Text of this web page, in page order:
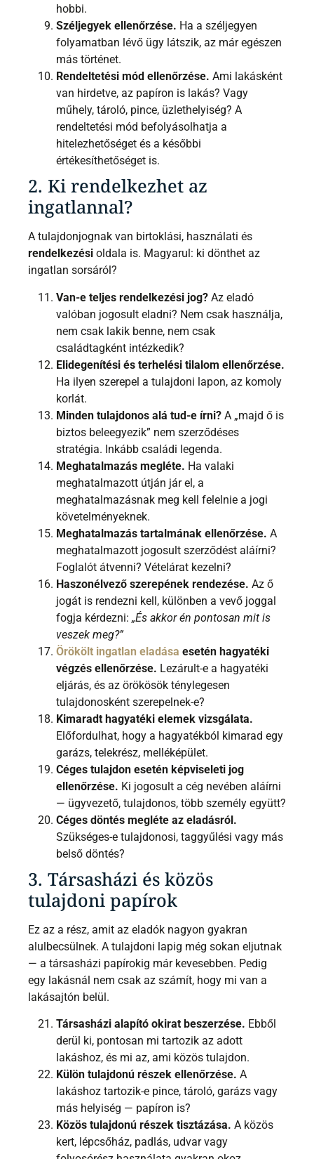
hobbi.
Széljegyek ellenőrzése. Ha a széljegyen
folyamatban lévő ügy látszik, az már egészen
más történet.
Rendeltetési mód ellenőrzése. Ami lakásként
van hirdetve, az papíron is lakás? Vagy
műhely, tároló, pince, üzlethelyiség? A
rendeltetési mód befolyásolhatja a
hitelezhetőséget és a későbbi
értékesíthetőséget is.
2. Ki rendelkezhet az
ingatlannal?
A tulajdonjognak van birtoklási, használati és
rendelkezési oldala is. Magyarul: ki dönthet az
ingatlan sorsáról?
Van-e teljes rendelkezési jog? Az eladó
valóban jogosult eladni? Nem csak használja,
nem csak lakik benne, nem csak
családtagként intézkedik?
Elidegenítési és terhelési tilalom ellenőrzése.
Ha ilyen szerepel a tulajdoni lapon, az komoly
korlát.
Minden tulajdonos alá tud-e írni? A „majd ő is
biztos beleegyezik” nem szerződéses
stratégia. Inkább családi legenda.
Meghatalmazás megléte. Ha valaki
meghatalmazott útján jár el, a
meghatalmazásnak meg kell felelnie a jogi
követelményeknek.
Meghatalmazás tartalmának ellenőrzése. A
meghatalmazott jogosult szerződést aláírni?
Foglalót átvenni? Vételárat kezelni?
Haszonélvező szerepének rendezése. Az ő
jogát is rendezni kell, különben a vevő joggal
fogja kérdezni: „És akkor én pontosan mit is
veszek meg?”
Örökölt ingatlan eladása esetén hagyatéki
végzés ellenőrzése. Lezárult-e a hagyatéki
eljárás, és az örökösök ténylegesen
tulajdonosként szerepelnek-e?
Kimaradt hagyatéki elemek vizsgálata.
Előfordulhat, hogy a hagyatékból kimarad egy
garázs, telekrész, melléképület.
Céges tulajdon esetén képviseleti jog
ellenőrzése. Ki jogosult a cég nevében aláírni
— ügyvezető, tulajdonos, több személy együtt?
Céges döntés megléte az eladásról.
Szükséges-e tulajdonosi, taggyűlési vagy más
belső döntés?
3. Társasházi és közös
tulajdoni papírok
Ez az a rész, amit az eladók nagyon gyakran
alulbecsülnek. A tulajdoni lapig még sokan eljutnak
— a társasházi papírokig már kevesebben. Pedig
egy lakásnál nem csak az számít, hogy mi van a
lakásajtón belül.
Társasházi alapító okirat beszerzése. Ebből
derül ki, pontosan mi tartozik az adott
lakáshoz, és mi az, ami közös tulajdon.
Külön tulajdonú részek ellenőrzése. A
lakáshoz tartozik-e pince, tároló, garázs vagy
más helyiség — papíron is?
Közös tulajdonú részek tisztázása. A közös
kert, lépcsőház, padlás, udvar vagy